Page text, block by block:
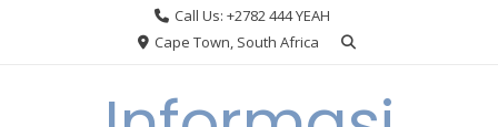
Call Us: +2782 444 YEAH
Cape Town, South Africa